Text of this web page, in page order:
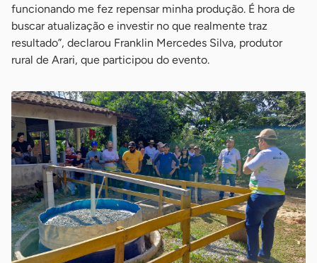
funcionando me fez repensar minha produção. É hora de
buscar atualização e investir no que realmente traz
resultado”, declarou Franklin Mercedes Silva, produtor
rural de Arari, que participou do evento.